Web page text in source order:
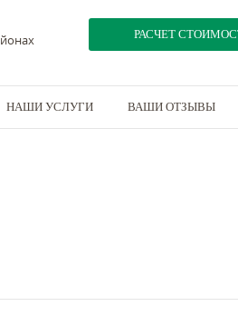
РАСЧЕТ
НАШИ УСЛУГИ ВАШИ ОТЗЫВЫ